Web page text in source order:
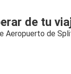
de tu
Aeropuerto de